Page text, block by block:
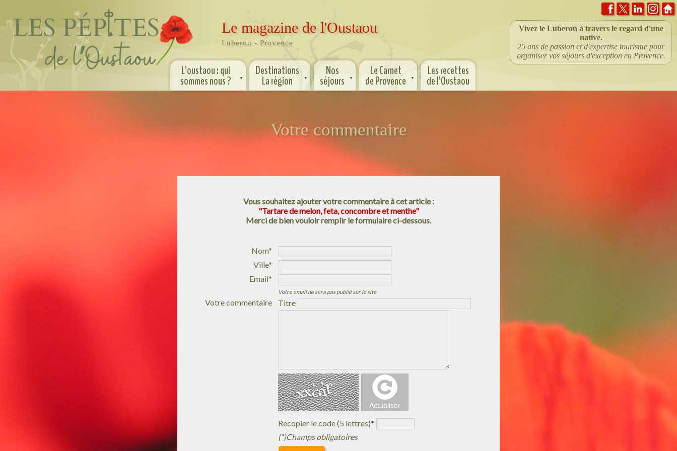
Le magazine de l'Oustaou
Luberon - Provence
Vivez le Luberon à travers le regard d'une
native.
25 ans de passion et d'expertise tourisme pour
organiser vos séjours d'exception en Provence.
L'oustaou : qui
sommes nous ? ▼
Destinations
La région ▼
Nos
séjours ▼
Le Carnet
de Provence ▼
Les recettes
de l'Oustaou
Votre commentaire
Vous souhaitez ajouter votre commentaire à cet article :
"Tartare de melon, feta, concombre et menthe"
Merci de bien vouloir remplir le formulaire ci-dessous.
Nom*
Ville*
Email*
Votre email ne sera pas publié sur le site
Votre commentaire Titre
Recopier le code (5 lettres)*
(*)Champs obligatoires